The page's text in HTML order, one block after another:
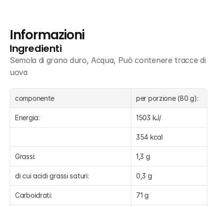
Informazioni
Ingredienti
Semola di grano duro, Acqua, Può contenere tracce di
uova
componente per porzione (80 g):
Energia: 1503 kJ/
354 kcal
Grassi: 1,3 g
di cui acidi grassi saturi: 0,3 g
Carboidrati: 71 g